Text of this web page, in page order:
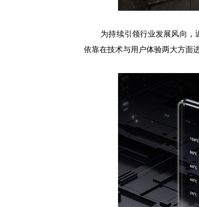
为持续引领行业发展风向，
依靠在技术与用户体验两大方面